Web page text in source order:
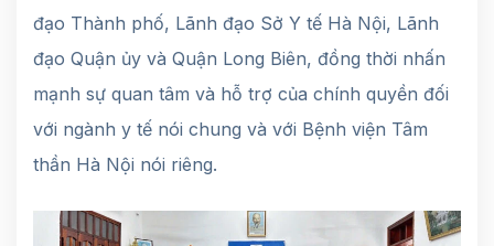
đạo Thành phố, Lãnh đạo Sở Y tế Hà Nội, Lãnh
đạo Quận ủy và Quận Long Biên, đồng thời nhấn
mạnh sự quan tâm và hỗ trợ của chính quyền đối
với ngành y tế nói chung và với Bệnh viện Tâm
thần Hà Nội nói riêng.